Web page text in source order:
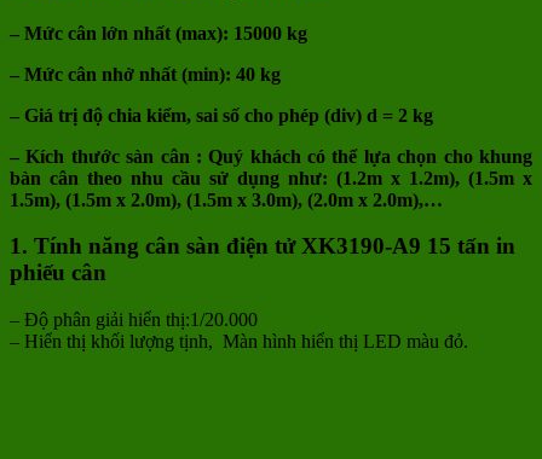
– Mức cân lớn nhất (max): 15000 kg
– Mức cân nhở nhất (min): 40 kg
– Giá trị độ chia kiểm, sai số cho phép (div) d = 2 kg
– Kích thước sàn cân : Quý khách có thể lựa chọn cho khung
bàn cân theo nhu cầu sử dụng như: (1.2m x 1.2m), (1.5m x
1.5m), (1.5m x 2.0m), (1.5m x 3.0m), (2.0m x 2.0m),…
1. Tính năng cân sàn điện tử XK3190-A9 15 tấn in
phiếu cân
– Độ phân giải hiển thị:1/20.000
– Hiển thị khối lượng tịnh, Màn hình hiển thị LED màu đỏ.